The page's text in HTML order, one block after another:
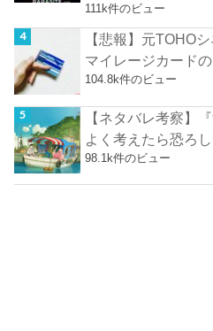
111k件のビュー
【悲報】元TOHO
マイレージカード
104.8k件のビュー
【ネタバレ考察】
よく考えたら恐ろ
98.1k件のビュー